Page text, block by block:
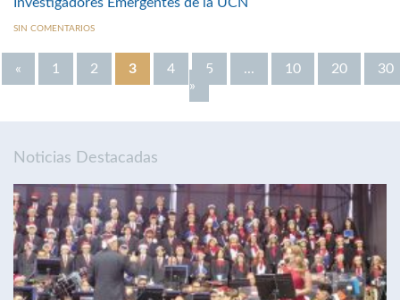
SIN COMENTARIOS
« 1 2 3 4 5 ... 10 20
30
»
Noticias Destacadas